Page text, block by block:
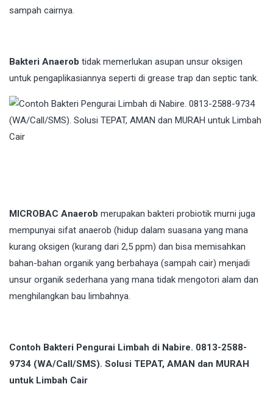
sampah cairnya.
Bakteri Anaerob tidak memerlukan asupan unsur oksigen
untuk pengaplikasiannya seperti di grease trap dan septic tank.
MICROBAC Anaerob merupakan bakteri probiotik murni juga
mempunyai sifat anaerob (hidup dalam suasana yang mana
kurang oksigen (kurang dari 2,5 ppm) dan bisa memisahkan
bahan-bahan organik yang berbahaya (sampah cair) menjadi
unsur organik sederhana yang mana tidak mengotori alam dan
menghilangkan bau limbahnya.
Contoh Bakteri Pengurai Limbah di Nabire. 0813-2588-
9734 (WA/Call/SMS). Solusi TEPAT, AMAN dan MURAH
untuk Limbah Cair